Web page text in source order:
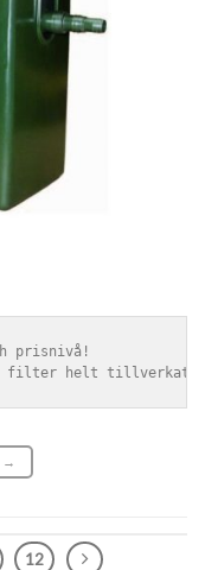
prisnivå!
→
12